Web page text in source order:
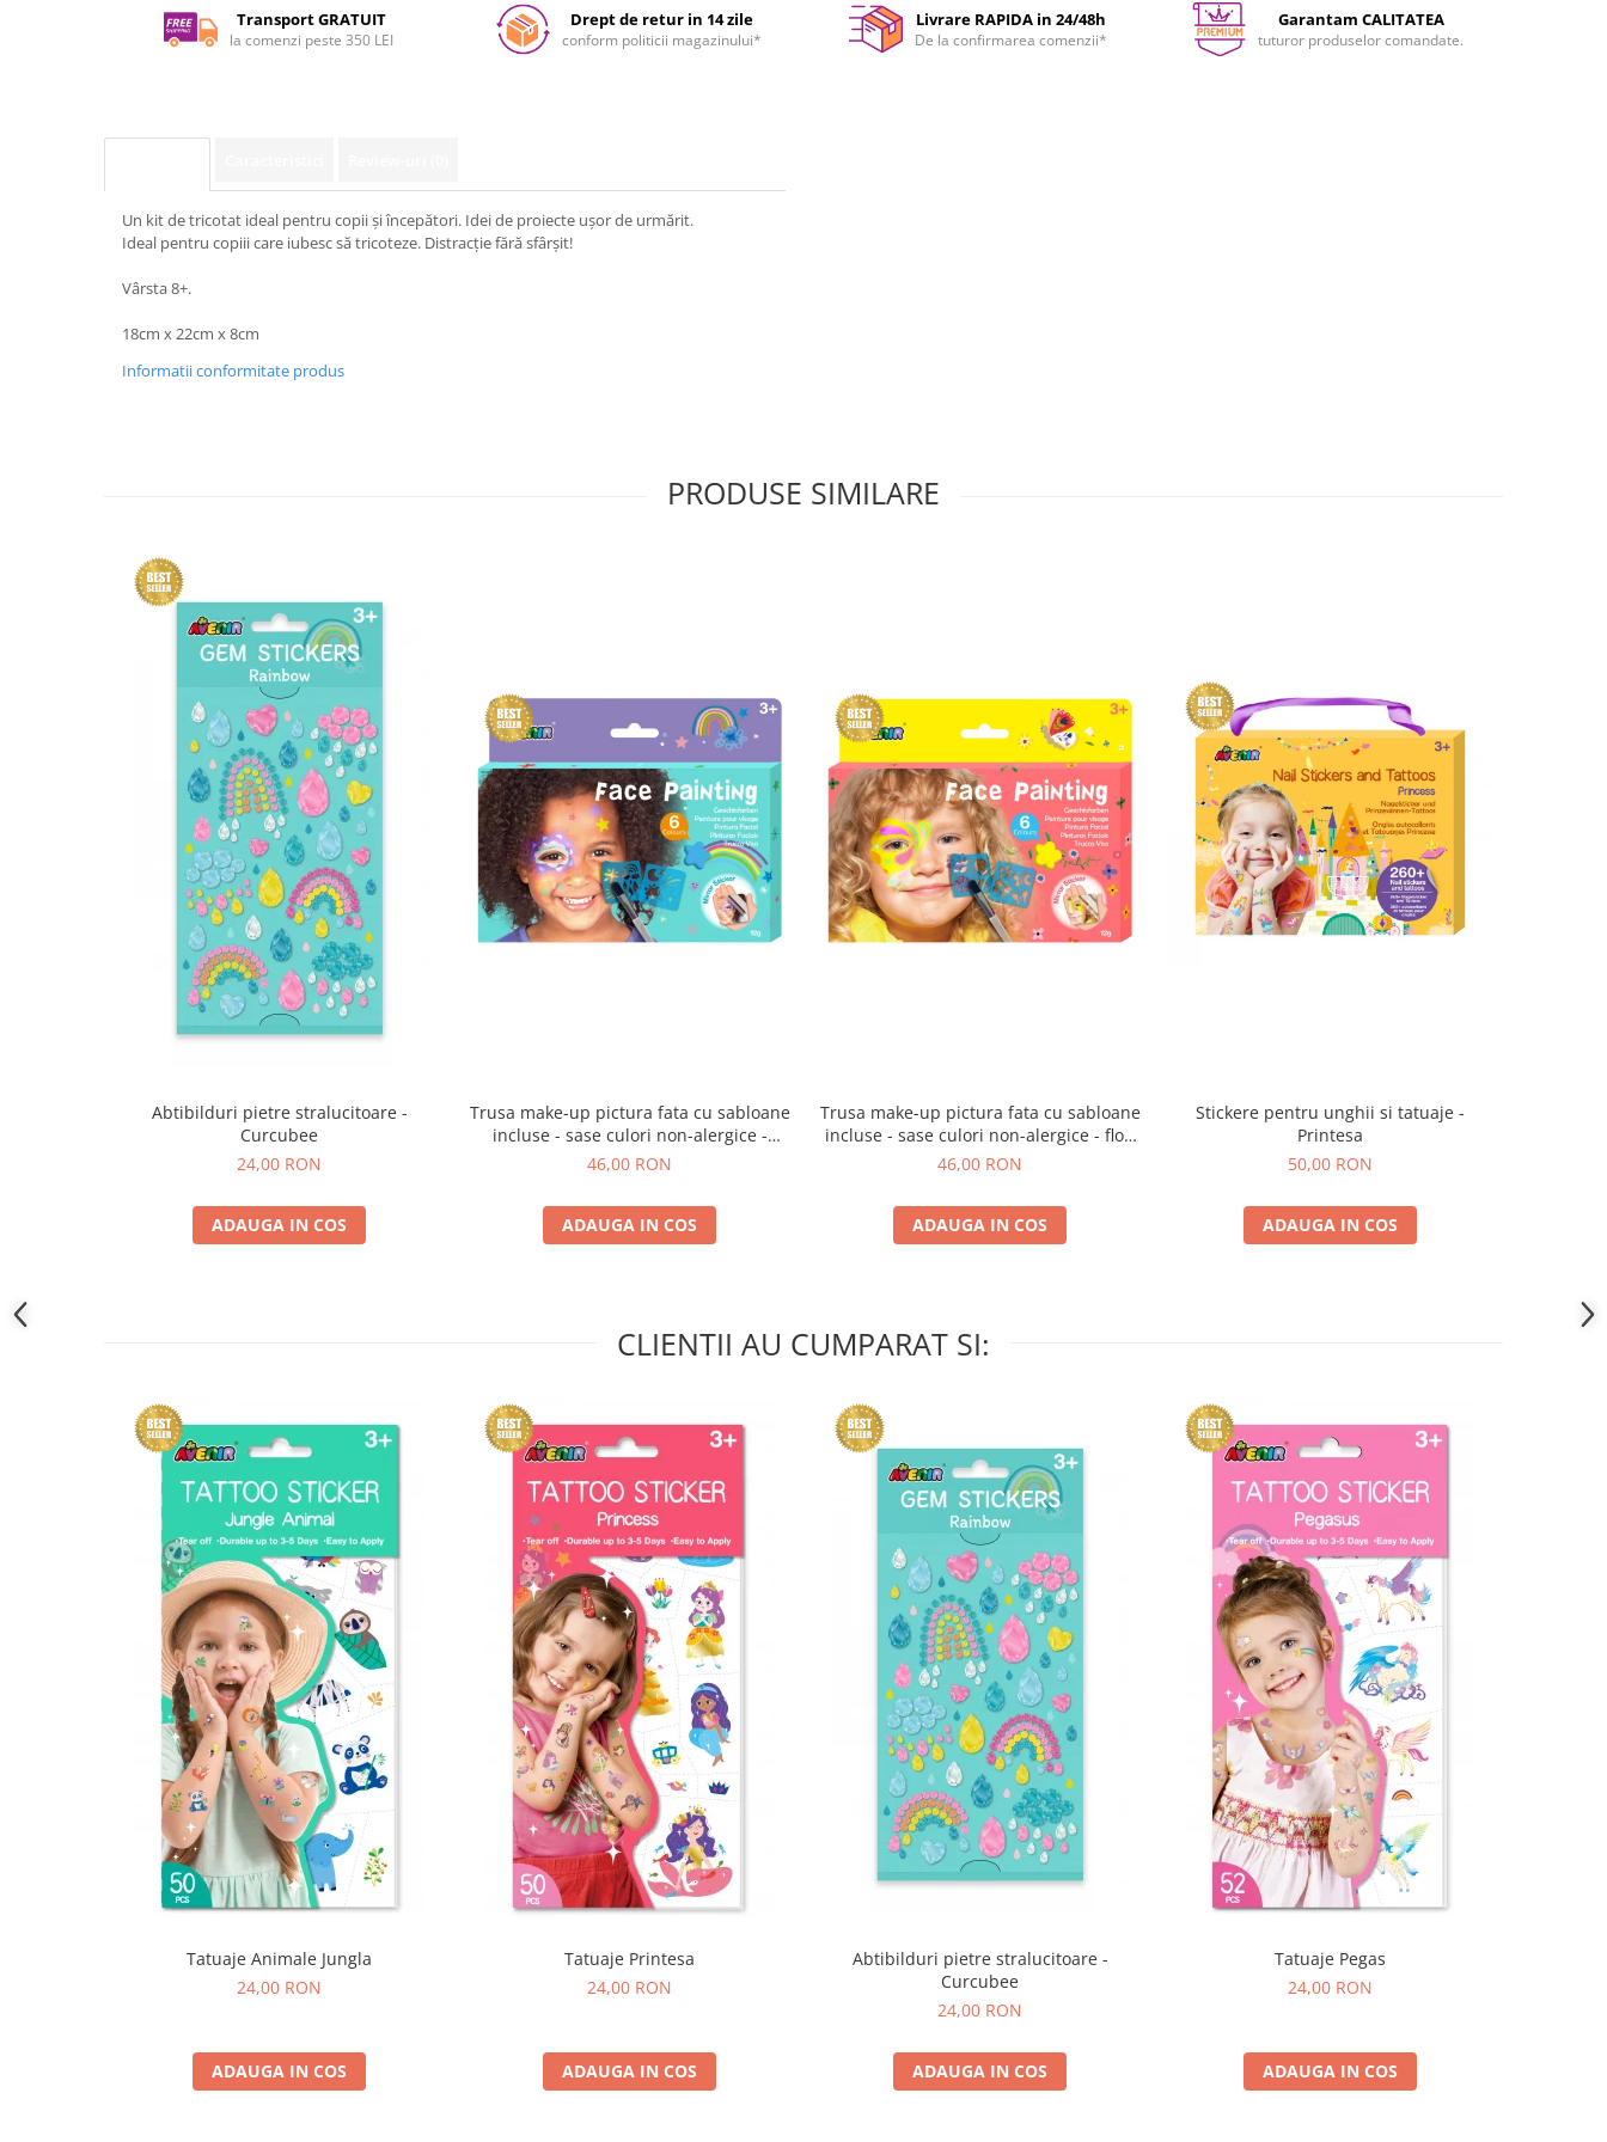
Facebook
Transport GRATUIT
la comenzi peste 350 LEI
Drept de retur in 14 zile
conform politicii magazinului*
Livrare RAPIDA in 24/48h
De la confirmarea comenzii*
Garantam CALITATEA
tuturor produselor comandate.
Un kit de tricotat ideal pentru copii și începători. Idei de proiecte ușor de urmărit.
Ideal pentru copiii care iubesc să tricoteze. Distracție fără sfârșit!
Vârsta 8+.
18cm x 22cm x 8cm
Informatii conformitate produs
PRODUSE SIMILARE
Abtibilduri pietre stralucitoare -
Curcubee
24,00 RON
ADAUGA IN COS
Trusa make-up pictura fata cu sabloane
incluse - sase culori non-alergice -
curcubeu si stele
46,00 RON
ADAUGA IN COS
Trusa make-up pictura fata cu sabloane
incluse - sase culori non-alergice - flori
si fluturi
46,00 RON
ADAUGA IN COS
Stickere pentru unghii si tatuaje -
Printesa
50,00 RON
ADAUGA IN COS
CLIENTII AU CUMPARAT SI:
Tatuaje Animale Jungla
24,00 RON
ADAUGA IN COS
Tatuaje Printesa
24,00 RON
ADAUGA IN COS
Abtibilduri pietre stralucitoare -
Curcubee
24,00 RON
ADAUGA IN COS
Tatuaje Pegas
24,00 RON
ADAUGA IN COS